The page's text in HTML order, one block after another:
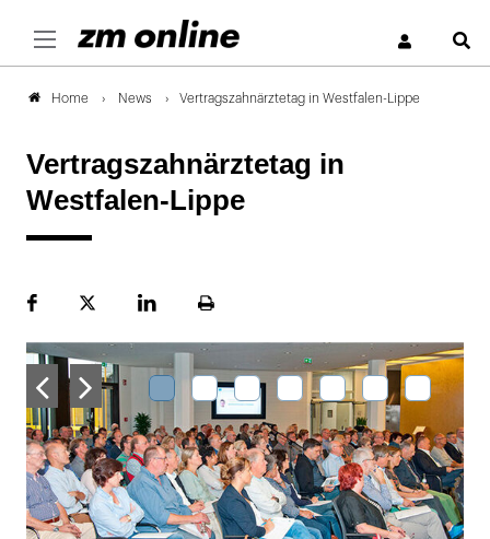
Home News Vertragszahnärztetag in Westfalen-Lippe
Vertragszahnärztetag in
Westfalen-Lippe
FacebookPlattformLinekdInSeite